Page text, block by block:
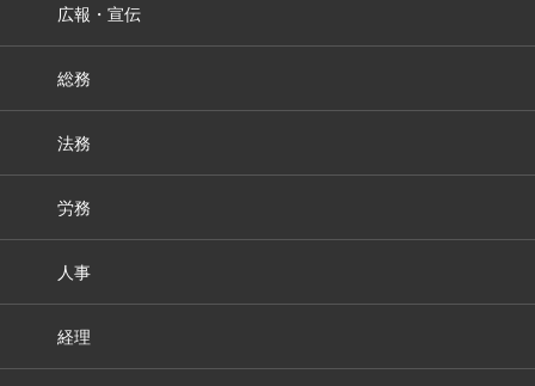
広報・宣伝
総務
法務
労務
人事
経理